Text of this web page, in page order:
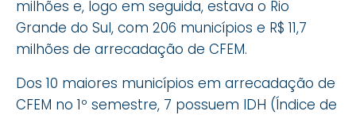
milhões e, logo em seguida, estava o Rio
Grande do Sul, com 206 municípios e R$ 11,7
milhões de arrecadação de CFEM.
Dos 10 maiores municípios em arrecadação de
CFEM no 1º semestre, 7 possuem IDH (Índice de